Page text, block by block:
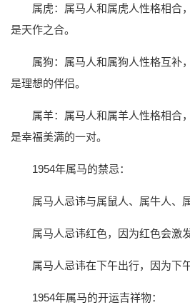
属虎：属马人和属虎人性格相合
是天作之合。
属狗：属马人和属狗人性格互补
是理想的伴侣。
属羊：属马人和属羊人性格相合
是幸福美满的一对。
1954年属马的禁忌：
属马人忌讳与属鼠人、属牛人、
属马人忌讳红色，因为红色会激
属马人忌讳在下午出行，因为下
1954年属马的开运吉祥物：